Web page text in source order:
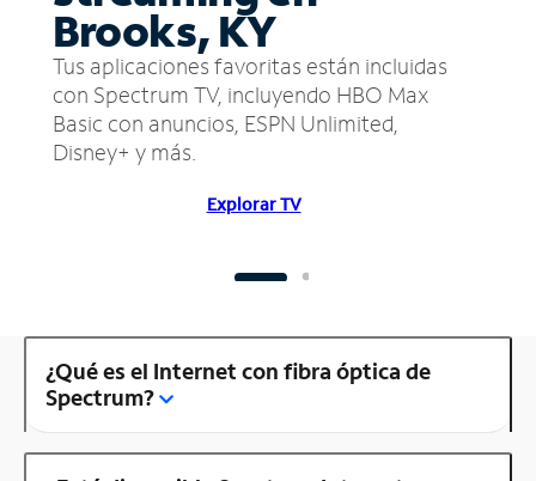
Brooks, KY
Tus aplicaciones favoritas están incluidas
con Spectrum TV, incluyendo HBO Max
Basic con anuncios, ESPN Unlimited,
Disney+ y más.
Explorar TV
¿Qué es el Internet con fibra óptica de
Spectrum?